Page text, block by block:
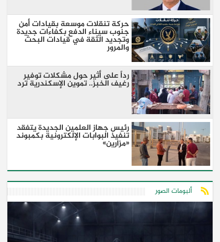
حركة تنقلات موسعة بقيادات أمن
جنوب سيناء الدفع بكفاءات جديدة
وتجديد الثقة في قيادات البحث
والمرور
رداً على أثير حول مشكلات توفير
رغيف الخبز.. تموين الإسكندرية ترد
رئيس جهاز العلمين الجديدة يتفقد
تنفيذ البوابات الإلكترونية بكمبوند
«مزارين»
ألبومات الصور